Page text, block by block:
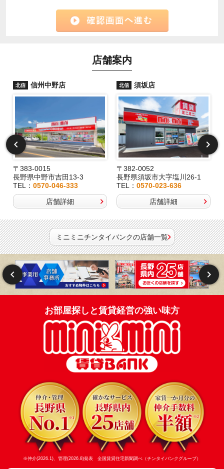
店舗案内
北信 信州中野店
〒383-0015
長野県中野市吉田13-3
TEL： 0570-046-333
店舗詳細
北信 須坂店
〒382-0052
長野県須坂市大字塩川26-1
TEL：0570-023-636
店舗詳細
ミニミニチンタイバンクの店舗一覧
お部屋探しと賃貸経営の強い味方
※仲介(2026.1)、管理(2026.8)発表 全国賃貸住宅新聞調べ（チンタイバンクグループ）